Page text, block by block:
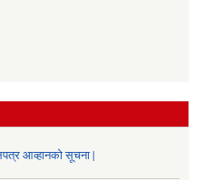
आव्हानको सूचना |